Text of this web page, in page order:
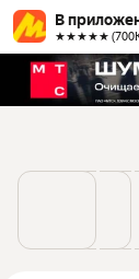
В
★★★★★